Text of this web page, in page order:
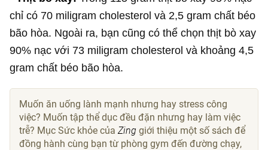
chỉ có 70 miligram cholesterol và 2,5 gram chất béo
bão hòa. Ngoài ra, bạn cũng có thể chọn thịt bò xay
90% nạc với 73 miligram cholesterol và khoảng 4,5
gram chất béo bão hòa.
Muốn ăn uống lành mạnh nhưng hay stress công
việc? Muốn tập thể dục đều đặn nhưng hay làm việc
trễ? Mục Sức khỏe củaZing giới thiệu một số sách để
đồng hành cùng bạn từ phòng gym đến đường chạy,